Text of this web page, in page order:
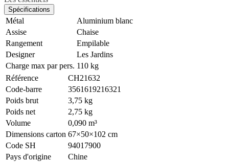
Spécifications
Métal
Aluminium blanc
Assise
Chaise
Rangement
Empilable
Designer
Les Jardins
Charge max par pers. 110 kg
Référence
CH21632
Code-barre
3561619216321
Poids brut
3,75 kg
Poids net
2,75 kg
Volume
0,090 m³
Dimensions carton 67×50×102 cm
Code SH
94017900
Pays d'origine
Chine